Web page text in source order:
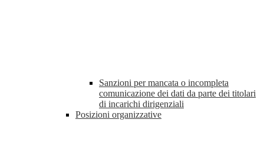
Sanzioni per mancata o incompleta
comunicazione dei dati da parte dei titolari
di incarichi dirigenziali
Posizioni organizzative